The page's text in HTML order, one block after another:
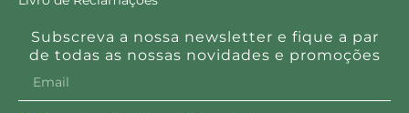
Subscreva a nossa newsletter e fique a par
de todas as nossas novidades e promoções